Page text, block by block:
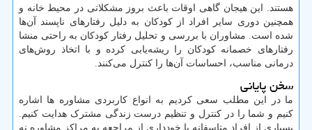
هستند. این هیجان گاهی اوقات باعث بروز مشکلاتی در محیط خانه و
همچنین دوری سایر افراد از کودکان به دلیل رفتارهای ناپسند آن‌ها
شده است. مشاوران با بررسی و تحلیل رفتار کودکان به راحتی منشا
رفتارهای خصمانه کودکان را ریشه‌یابی کرده و با اتخاذ روش‌های
درمانی مناسب، احساسات آن‌ها را کنترل می‌کنند.
سخن پایانی
ما در این مطلب سعی کردیم به انواع کاربردی مشاوره ‌ها اشاره
کنیم و شما را در کنترل و تنظیم درست زندگی مشترک هدایت کنیم.
بسیاری از افراد متاسفانه با خودداری از مراجعه به مراکز مشاوره نه